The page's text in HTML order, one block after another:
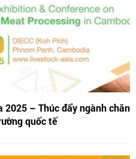
2025 – Thúc đẩy ngành chăn
quốc tế